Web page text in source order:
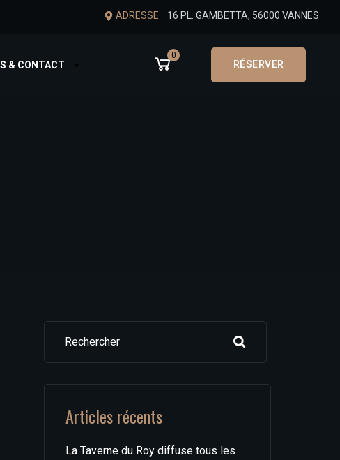
ADRESSE : 16 PL. GAMBETTA, 56000 VANNES
& CONTACT
0
RÉSERVER
Rechercher
Articles récents
La Taverne du Roy diffuse tous les